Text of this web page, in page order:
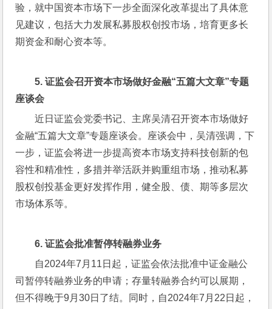
验，就中国资本市场下一步全面深化改革提出了具体意
见建议，包括大力发展私募股权创投市场，培育更多长
期资金和耐心资本等。
5. 证监会召开资本市场做好金融“五篇大文章”专题
座谈会
近日证监会党委书记、主席吴清召开资本市场做好
金融“五篇大文章”专题座谈会。座谈会中，吴清强调，下
一步，证监会将进一步提高资本市场支持科技创新的包
容性和精准性，多措并举活跃并购重组市场，推动私募
股权创投基金更好发挥作用，健全股、债、期等多层次
市场体系等。
6. 证监会批准暂停转融券业务
自2024年7月11日起，证监会依法批准中证金融公
司暂停转融券业务的申请；存量转融券合约可以展期，
但不得晚于9月30日了结。同时，自2024年7月22日起，